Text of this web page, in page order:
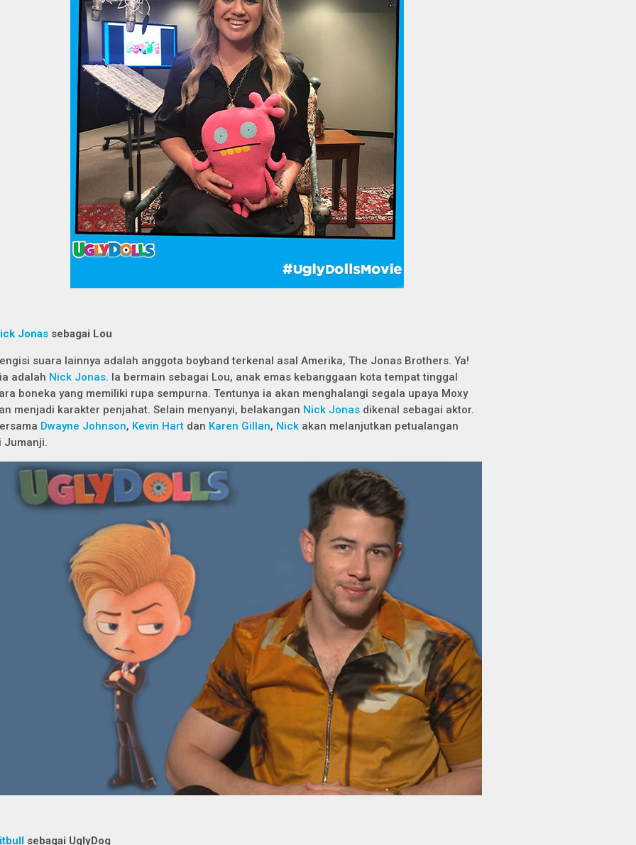
Jonas sebagai Lou
suara lainnya adalah anggota boyband terkenal asal Amerika, The Jonas Brothers. Ya!
adalah Nick Jonas. Ia bermain sebagai Lou, anak emas kebanggaan kota tempat tinggal
boneka yang memiliki rupa sempurna. Tentunya ia akan menghalangi segala upaya Moxy
menjadi karakter penjahat. Selain menyanyi, belakangan Nick Jonas dikenal sebagai aktor.
Dwayne Johnson, Kevin Hart dan Karen Gillan, Nick akan melanjutkan petualangan
Jumanji.
sebagai UglyDog